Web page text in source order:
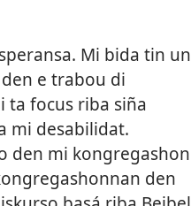
Mi bida tin un
e trabou di
ta focus riba siña
mi desabilidat.
den mi kongregashon
den